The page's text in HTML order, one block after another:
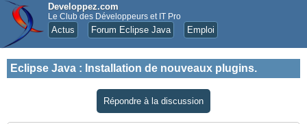
Developpez.com
Le Club des Développeurs et IT Pro
Actus Forum Eclipse Java Emploi
Eclipse Java : Installation de nouveaux plugins.
Répondre à la discussion